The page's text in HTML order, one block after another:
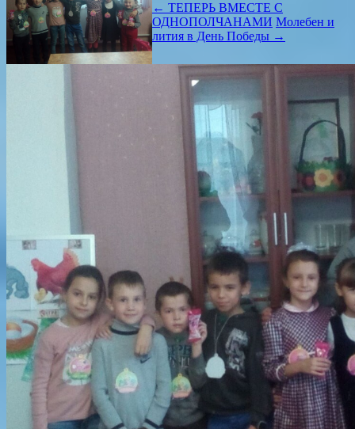
← ТЕПЕРЬ ВМЕСТЕ С
ОДНОПОЛЧАНАМИ Молебен и
лития в День Победы →